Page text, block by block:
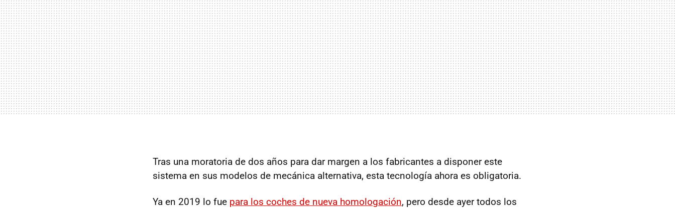
Tras una moratoria de dos años para dar margen a los fabricantes a disponer este
sistema en sus modelos de mecánica alternativa, esta tecnología ahora es obligatoria.
Ya en 2019 lo fue para los coches de nueva homologación, pero desde ayer todos los